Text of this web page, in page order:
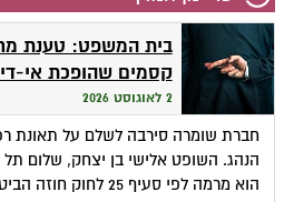
בית המשפט: טענת
קסמים שהופכת אי-
2 לאוגוסט 2026
חברת שומרה סירבה לשלם על תאונת
הנהג. השופט אלישי בן יצחק, שלום
הוא מרמה לפי סעיף 25 לחוק חוזה הביטוח.